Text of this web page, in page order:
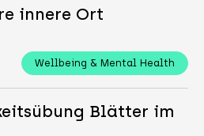
innere Ort
Wellbeing & Mental Health
Blätter im